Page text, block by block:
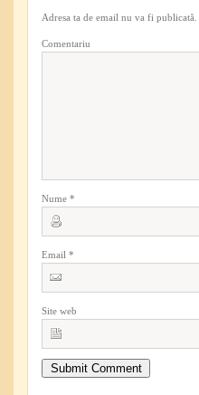
Adresa ta de email nu va fi publicată.
Comentariu
Nume *
Email *
Site web